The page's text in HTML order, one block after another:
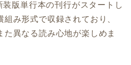
装版単行本の刊行がスタートし
み形式で収録されており、
た異なる読み心地が楽しめま